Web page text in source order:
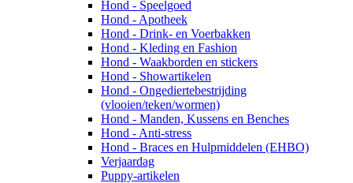
Hond - Speelgoed
Hond - Apotheek
Hond - Drink- en Voerbakken
Hond - Kleding en Fashion
Hond - Waakborden en stickers
Hond - Showartikelen
Hond - Ongediertebestrijding
(vlooien/teken/wormen)
Hond - Manden, Kussens en Benches
Hond - Anti-stress
Hond - Braces en Hulpmiddelen (EHBO)
Verjaardag
Puppy-artikelen